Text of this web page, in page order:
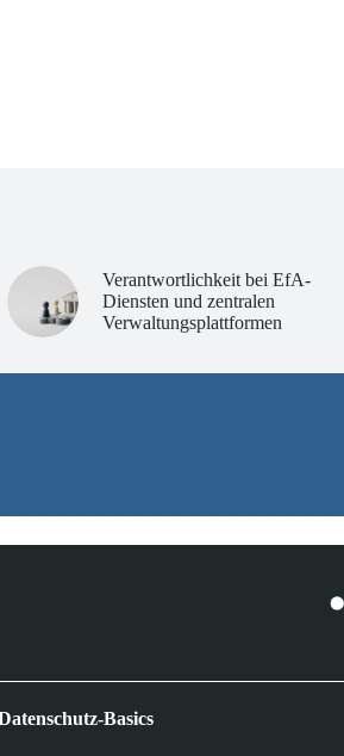
Verantwortlichkeit bei EfA-
Diensten und zentralen
Verwaltungsplattformen
Basics